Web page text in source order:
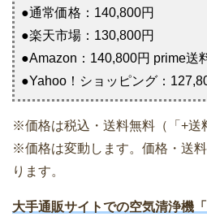
●通常価格：140,800円
●楽天市場：130,800円
●Amazon：140,800円 prime送
●Yahoo！ショッピング：
※価格は税込・送料無料（「+送
※価格は変動します。価格・送
ります。
大手通販サイトでの空気清浄機